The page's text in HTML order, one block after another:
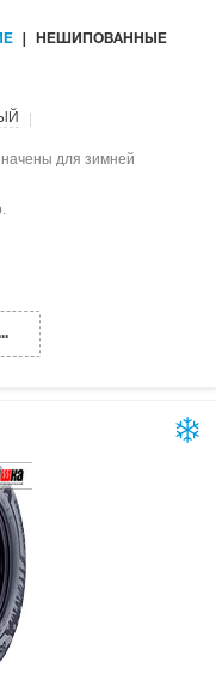
НЕШИПОВАННЫЕ
для зимней